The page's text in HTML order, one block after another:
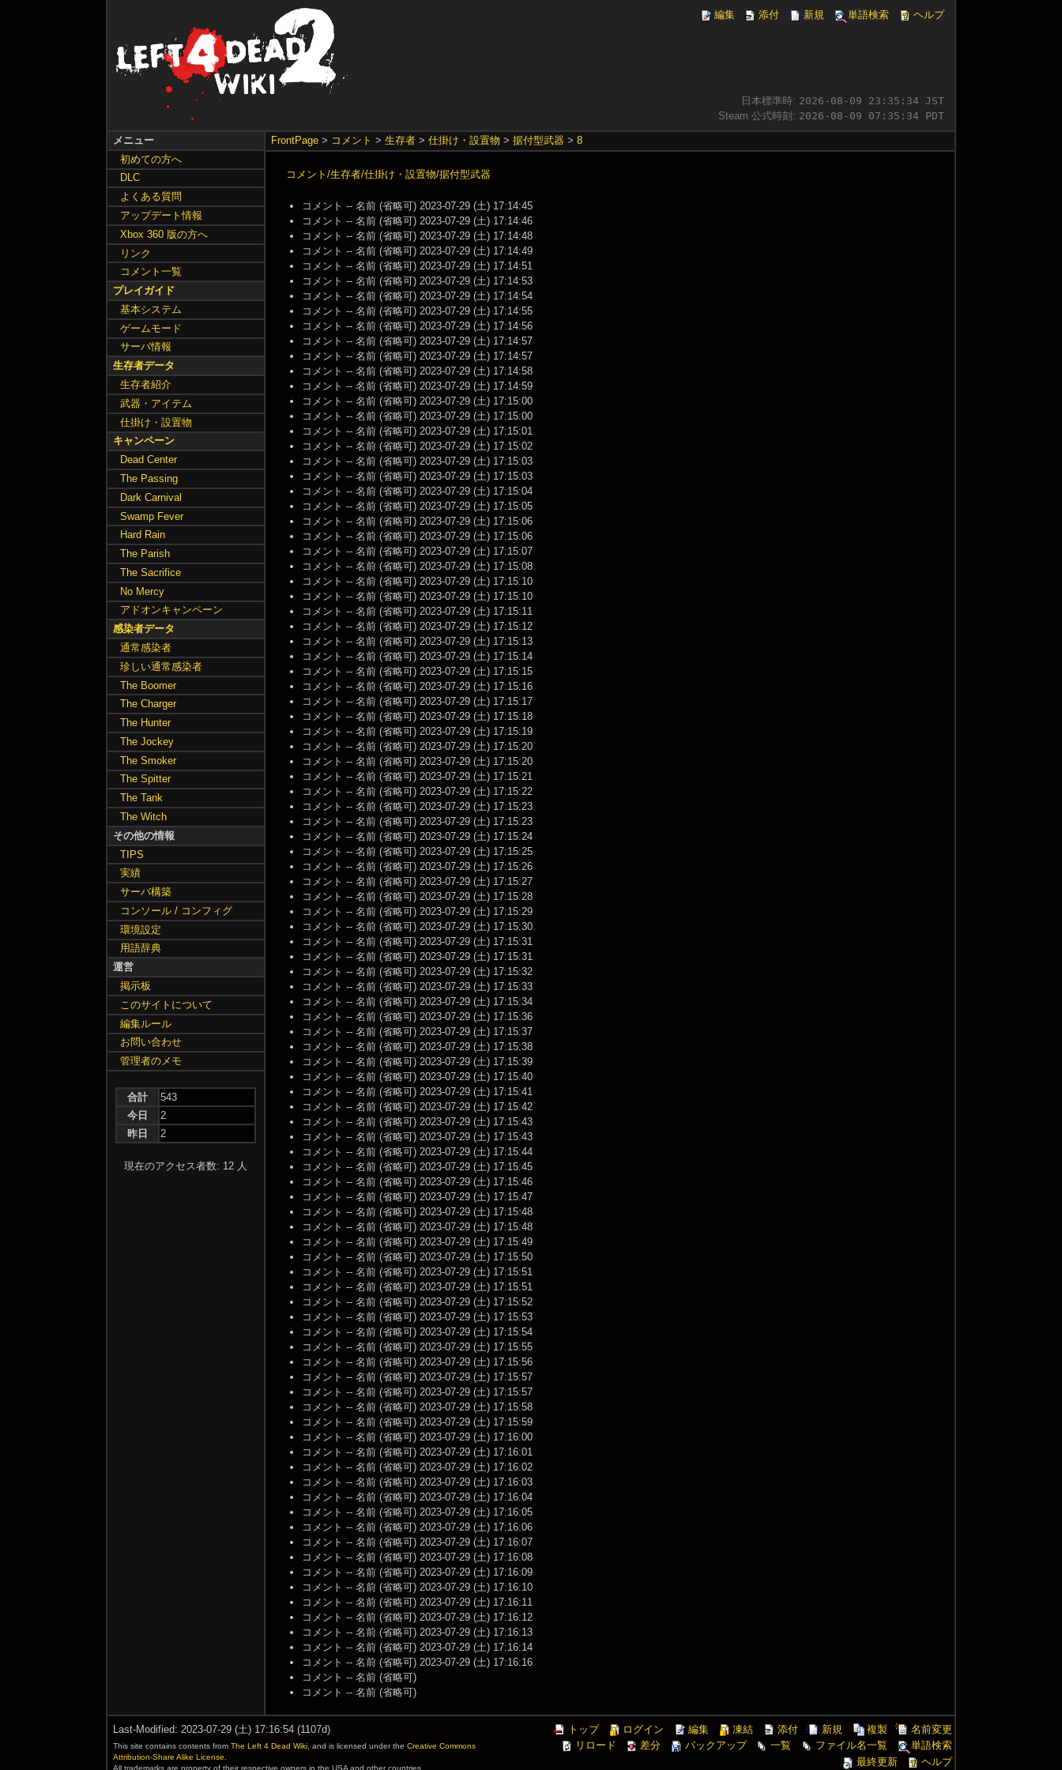
編集 添付 新規 単語検索 ヘルプ
日本標準時: 2026-08-09 23:35:35 JST
Steam 公式時刻: 2026-08-09 07:35:35 PDT
FrontPage> コメント > 生存者> 仕掛け・設置物 > 据付型武器 > 8
コメント/生存者/仕掛け・設置物/据付型武器
コメント -- 名前 (省略可) 2023-07-29 (土) 17:14:45
コメント -- 名前 (省略可) 2023-07-29 (土) 17:14:46
コメント -- 名前 (省略可) 2023-07-29 (土) 17:14:48
コメント -- 名前 (省略可) 2023-07-29 (土) 17:14:49
コメント -- 名前 (省略可) 2023-07-29 (土) 17:14:51
コメント -- 名前 (省略可) 2023-07-29 (土) 17:14:53
コメント -- 名前 (省略可) 2023-07-29 (土) 17:14:54
コメント -- 名前 (省略可) 2023-07-29 (土) 17:14:55
コメント -- 名前 (省略可) 2023-07-29 (土) 17:14:56
コメント -- 名前 (省略可) 2023-07-29 (土) 17:14:57
コメント -- 名前 (省略可) 2023-07-29 (土) 17:14:57
コメント -- 名前 (省略可) 2023-07-29 (土) 17:14:58
コメント -- 名前 (省略可) 2023-07-29 (土) 17:14:59
コメント -- 名前 (省略可) 2023-07-29 (土) 17:15:00
コメント -- 名前 (省略可) 2023-07-29 (土) 17:15:00
コメント -- 名前 (省略可) 2023-07-29 (土) 17:15:01
コメント -- 名前 (省略可) 2023-07-29 (土) 17:15:02
コメント -- 名前 (省略可) 2023-07-29 (土) 17:15:03
コメント -- 名前 (省略可) 2023-07-29 (土) 17:15:03
コメント -- 名前 (省略可) 2023-07-29 (土) 17:15:04
コメント -- 名前 (省略可) 2023-07-29 (土) 17:15:05
コメント -- 名前 (省略可) 2023-07-29 (土) 17:15:06
コメント -- 名前 (省略可) 2023-07-29 (土) 17:15:06
コメント -- 名前 (省略可) 2023-07-29 (土) 17:15:07
コメント -- 名前 (省略可) 2023-07-29 (土) 17:15:08
コメント -- 名前 (省略可) 2023-07-29 (土) 17:15:10
コメント -- 名前 (省略可) 2023-07-29 (土) 17:15:10
コメント -- 名前 (省略可) 2023-07-29 (土) 17:15:11
コメント -- 名前 (省略可) 2023-07-29 (土) 17:15:12
コメント -- 名前 (省略可) 2023-07-29 (土) 17:15:13
コメント -- 名前 (省略可) 2023-07-29 (土) 17:15:14
コメント -- 名前 (省略可) 2023-07-29 (土) 17:15:15
コメント -- 名前 (省略可) 2023-07-29 (土) 17:15:16
コメント -- 名前 (省略可) 2023-07-29 (土) 17:15:17
コメント -- 名前 (省略可) 2023-07-29 (土) 17:15:18
コメント -- 名前 (省略可) 2023-07-29 (土) 17:15:19
コメント -- 名前 (省略可) 2023-07-29 (土) 17:15:20
コメント -- 名前 (省略可) 2023-07-29 (土) 17:15:20
コメント -- 名前 (省略可) 2023-07-29 (土) 17:15:21
コメント -- 名前 (省略可) 2023-07-29 (土) 17:15:22
コメント -- 名前 (省略可) 2023-07-29 (土) 17:15:23
コメント -- 名前 (省略可) 2023-07-29 (土) 17:15:23
コメント -- 名前 (省略可) 2023-07-29 (土) 17:15:24
コメント -- 名前 (省略可) 2023-07-29 (土) 17:15:25
コメント -- 名前 (省略可) 2023-07-29 (土) 17:15:26
コメント -- 名前 (省略可) 2023-07-29 (土) 17:15:27
コメント -- 名前 (省略可) 2023-07-29 (土) 17:15:28
コメント -- 名前 (省略可) 2023-07-29 (土) 17:15:29
コメント -- 名前 (省略可) 2023-07-29 (土) 17:15:30
コメント -- 名前 (省略可) 2023-07-29 (土) 17:15:31
コメント -- 名前 (省略可) 2023-07-29 (土) 17:15:31
コメント -- 名前 (省略可) 2023-07-29 (土) 17:15:32
コメント -- 名前 (省略可) 2023-07-29 (土) 17:15:33
コメント -- 名前 (省略可) 2023-07-29 (土) 17:15:34
コメント -- 名前 (省略可) 2023-07-29 (土) 17:15:36
コメント -- 名前 (省略可) 2023-07-29 (土) 17:15:37
コメント -- 名前 (省略可) 2023-07-29 (土) 17:15:38
コメント -- 名前 (省略可) 2023-07-29 (土) 17:15:39
コメント -- 名前 (省略可) 2023-07-29 (土) 17:15:40
コメント -- 名前 (省略可) 2023-07-29 (土) 17:15:41
コメント -- 名前 (省略可) 2023-07-29 (土) 17:15:42
コメント -- 名前 (省略可) 2023-07-29 (土) 17:15:43
コメント -- 名前 (省略可) 2023-07-29 (土) 17:15:43
コメント -- 名前 (省略可) 2023-07-29 (土) 17:15:44
コメント -- 名前 (省略可) 2023-07-29 (土) 17:15:45
コメント -- 名前 (省略可) 2023-07-29 (土) 17:15:46
コメント -- 名前 (省略可) 2023-07-29 (土) 17:15:47
コメント -- 名前 (省略可) 2023-07-29 (土) 17:15:48
コメント -- 名前 (省略可) 2023-07-29 (土) 17:15:48
コメント -- 名前 (省略可) 2023-07-29 (土) 17:15:49
コメント -- 名前 (省略可) 2023-07-29 (土) 17:15:50
コメント -- 名前 (省略可) 2023-07-29 (土) 17:15:51
コメント -- 名前 (省略可) 2023-07-29 (土) 17:15:51
コメント -- 名前 (省略可) 2023-07-29 (土) 17:15:52
コメント -- 名前 (省略可) 2023-07-29 (土) 17:15:53
コメント -- 名前 (省略可) 2023-07-29 (土) 17:15:54
コメント -- 名前 (省略可) 2023-07-29 (土) 17:15:55
コメント -- 名前 (省略可) 2023-07-29 (土) 17:15:56
コメント -- 名前 (省略可) 2023-07-29 (土) 17:15:57
コメント -- 名前 (省略可) 2023-07-29 (土) 17:15:57
コメント -- 名前 (省略可) 2023-07-29 (土) 17:15:58
コメント -- 名前 (省略可) 2023-07-29 (土) 17:15:59
コメント -- 名前 (省略可) 2023-07-29 (土) 17:16:00
コメント -- 名前 (省略可) 2023-07-29 (土) 17:16:01
コメント -- 名前 (省略可) 2023-07-29 (土) 17:16:02
コメント -- 名前 (省略可) 2023-07-29 (土) 17:16:03
コメント -- 名前 (省略可) 2023-07-29 (土) 17:16:04
コメント -- 名前 (省略可) 2023-07-29 (土) 17:16:05
コメント -- 名前 (省略可) 2023-07-29 (土) 17:16:06
コメント -- 名前 (省略可) 2023-07-29 (土) 17:16:07
コメント -- 名前 (省略可) 2023-07-29 (土) 17:16:08
コメント -- 名前 (省略可) 2023-07-29 (土) 17:16:09
コメント -- 名前 (省略可) 2023-07-29 (土) 17:16:10
コメント -- 名前 (省略可) 2023-07-29 (土) 17:16:11
コメント -- 名前 (省略可) 2023-07-29 (土) 17:16:12
コメント -- 名前 (省略可) 2023-07-29 (土) 17:16:13
コメント -- 名前 (省略可) 2023-07-29 (土) 17:16:14
コメント -- 名前 (省略可) 2023-07-29 (土) 17:16:16
コメント -- 名前 (省略可)
コメント -- 名前 (省略可)
メニュー
初めての方へ
DLC
よくある質問
アップデート情報
Xbox 360 版の方へ
リンク
コメント一覧
プレイガイド
基本システム
ゲームモード
サーバ情報
生存者データ
生存者紹介
武器・アイテム
仕掛け・設置物
キャンペーン
Dead Center
The Passing
Dark Carnival
Swamp Fever
Hard Rain
The Parish
The Sacrifice
No Mercy
アドオンキャンペーン
感染者データ
通常感染者
珍しい通常感染者
The Boomer
The Charger
The Hunter
The Jockey
The Smoker
The Spitter
The Tank
The Witch
その他の情報
TIPS
実績
サーバ構築
コンソール / コンフィグ
環境設定
用語辞典
運営
掲示板
このサイトについて
編集ルール
お問い合わせ
管理者のメモ
合計
543
今日
2
昨日
2
現在のアクセス者数: 12 人
トップ ログイン 編集 凍結 添付 新規 複製
名前変更
リロード
差分 バックアップ 一覧 ファイル名一覧
単語検索
最終更新
ヘルプ
Last-Modified: 2023-07-29 (土) 17:16:54 (1107d)
This site contains contents from The Left 4 Dead Wiki, and is licensed under the Creative Commons
Attribution-Share Alike License
All trademarks are property of their respective owners in the USA and other countries.